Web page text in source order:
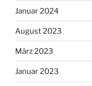
Januar 2024
August 2023
März 2023
Januar 2023